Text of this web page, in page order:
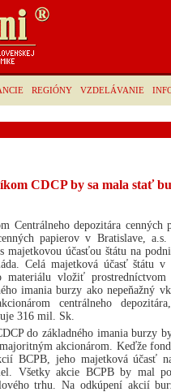
REGIÓNY VZDELÁVANIE
CDCP by sa mala stať
Centrálneho depozitára cenných
papierov v Bratislave,
majetkovou účasťou štátu na
Celá majetková účasť štátu v
materiálu vložiť
imania burzy ako nepeňažný
centrálneho
316 mil. Sk.
do základného imania burzy
akcionárom. Keďže
BCPB, jeho majetková účasť
Všetky akcie BCPB by mal
trhu. Na odkúpení akcií